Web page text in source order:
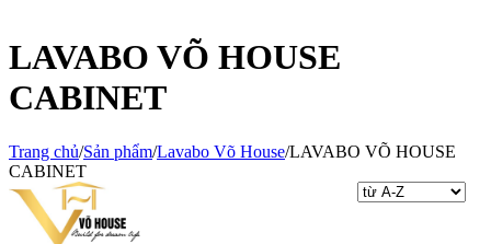
LAVABO VÕ HOUSE
CABINET
Trang chủ/Sản phẩm/Lavabo Võ House/LAVABO VÕ HOUSE
CABINET